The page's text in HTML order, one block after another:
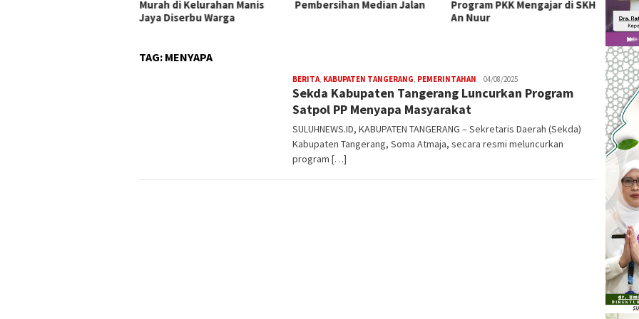
Murah di Kelurahan Manis
Jaya Diserbu Warga
Pembersihan Median Jalan
Program PKK Mengajar di SKH
An Nuur
Pusat
TAG: MENYAPA
BERITA, KABUPATEN TANGERANG, PEMERINTAHAN W4nt0
04/08/2025
Sekda Kabupaten Tangerang Luncurkan Program
Satpol PP Menyapa Masyarakat
SULUHNEWS.ID, KABUPATEN TANGERANG – Sekretaris Daerah (Sekda)
Kabupaten Tangerang, Soma Atmaja, secara resmi meluncurkan
program […]